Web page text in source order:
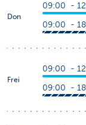
Don
09:00 -
09:00 -
Frei
09:00 -
09:00 -